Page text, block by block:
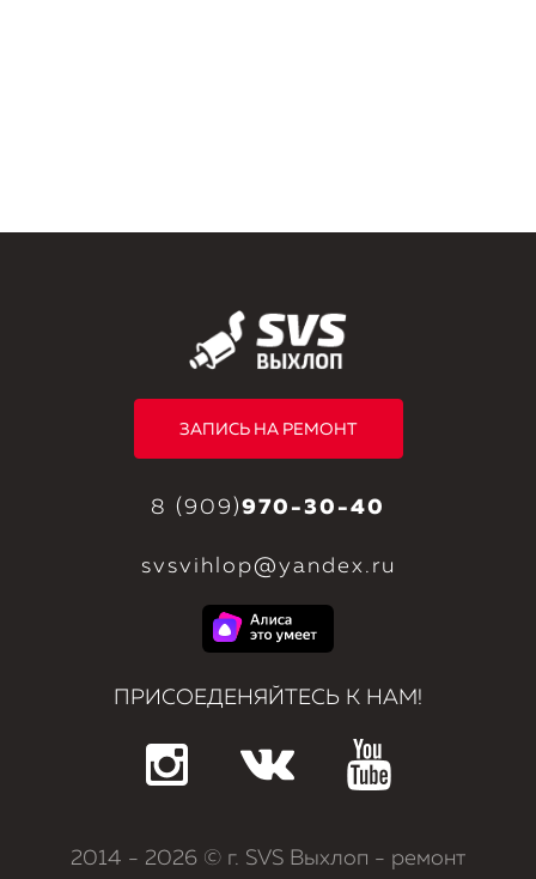
ЗАПИСЬ НА РЕМОНТ
8 (909)970-30-40
svsvihlop@yandex.ru
ПРИСОЕДЕНЯЙТЕСЬ К НАМ!
2014 - 2026 © г. SVS Выхлоп - ремонт